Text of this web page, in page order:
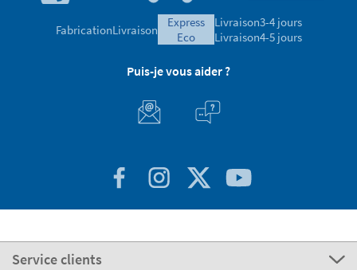
FabricationLivraison
express
eco
Livraison3-4 jours
Livraison4-5 jours
Puis-je vous aider ?
Service clients